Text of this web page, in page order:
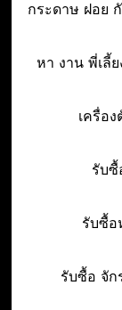
กระดาษ ฝอย
หา งาน พี่เลี้ย
เครื่อ
รับซื้
รับซื้อ
รับซื้อ จัก